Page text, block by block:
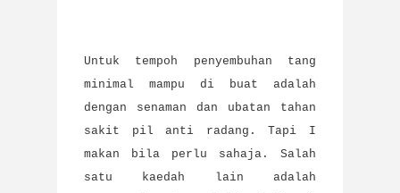
Untuk tempoh penyembuhan tang
minimal mampu di buat adalah
dengan senaman dan ubatan tahan
sakit pil anti radang. Tapi I
makan bila perlu sahaja. Salah
satu kaedah lain adalah